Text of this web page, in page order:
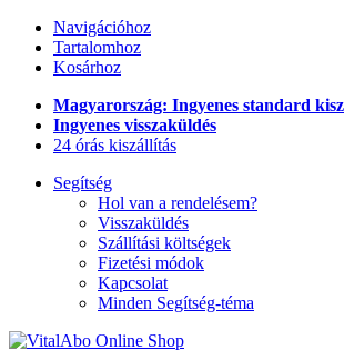
Navigációhoz
Tartalomhoz
Kosárhoz
Magyarország: Ingyenes standard
Ingyenes visszaküldés
24 órás kiszállítás
Segítség
Hol van a rendelésem?
Visszaküldés
Szállítási költségek
Fizetési módok
Kapcsolat
Minden Segítség-téma